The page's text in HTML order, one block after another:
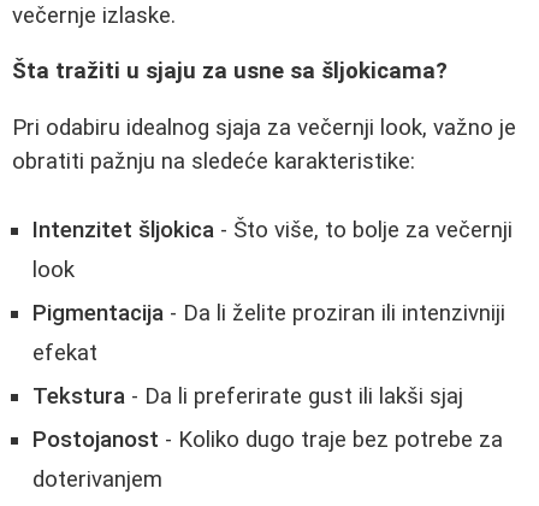
večernje izlaske.
Šta tražiti u sjaju za usne sa šljokicama?
Pri odabiru idealnog sjaja za večernji look, važno je
obratiti pažnju na sledeće karakteristike:
Intenzitet šljokica - Što više, to bolje za večernji
look
Pigmentacija - Da li želite proziran ili intenzivniji
efekat
Tekstura - Da li preferirate gust ili lakši sjaj
Postojanost - Koliko dugo traje bez potrebe za
doterivanjem